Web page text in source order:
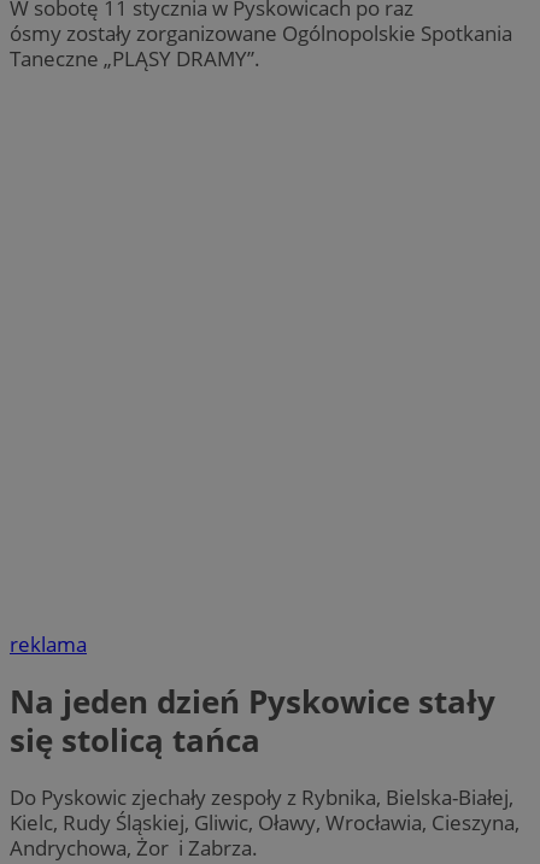
W sobotę 11 stycznia w Pyskowicach po raz
ósmy zostały zorganizowane Ogólnopolskie Spotkania
Taneczne „PLĄSY DRAMY”.
reklama
Na jeden dzień Pyskowice stały
się stolicą tańca
Do Pyskowic zjechały zespoły z Rybnika, Bielska-Białej,
Kielc, Rudy Śląskiej, Gliwic, Oławy, Wrocławia, Cieszyna,
Andrychowa, Żor i Zabrza.